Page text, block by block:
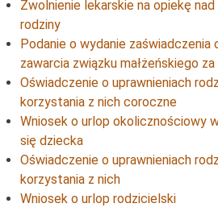
Zwolnienie lekarskie na opiekę
rodziny
Podanie o wydanie zaświadczenia
zawarcia związku małżeńskiego
Oświadczenie o uprawnieniach
korzystania z nich coroczne
Wniosek o urlop okolicznościowy
się dziecka
Oświadczenie o uprawnieniach
korzystania z nich
Wniosek o urlop rodzicielski